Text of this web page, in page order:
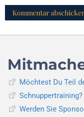
Möchtest Du Teil
Schnuppertraining?
Werden Sie